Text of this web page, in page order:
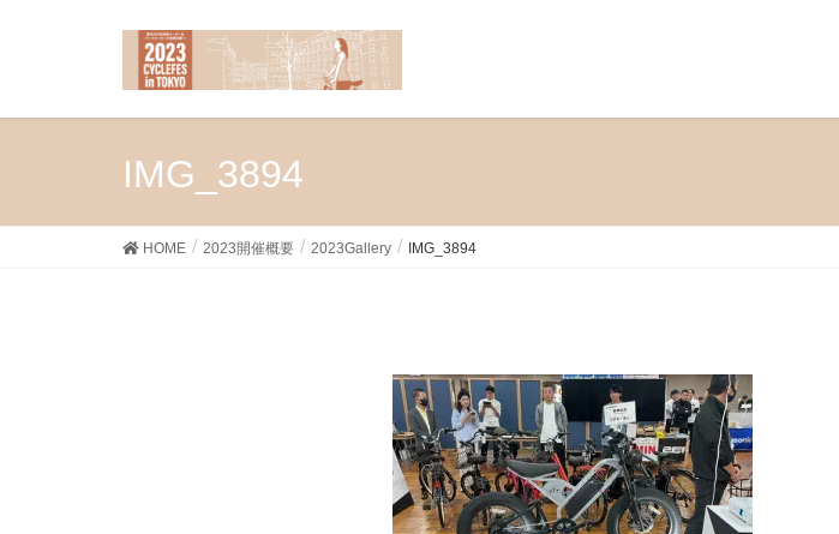
IMG_3894
HOME 2023開催概要 2023Gallery IMG_3894